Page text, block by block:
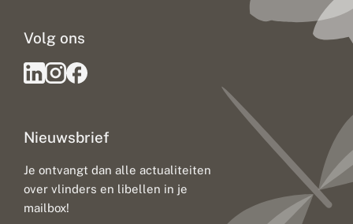
Nieuwsbrief
Je ontvangt dan alle actualiteiten
over vlinders en libellen in je
mailbox!
Volg ons